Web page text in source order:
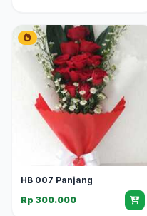
HB 007 Panjang
Rp 300.000